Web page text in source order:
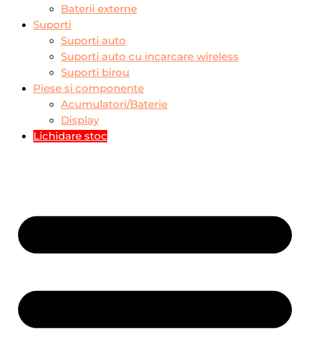
Baterii externe
Suporti
Suporti auto
Suporti auto cu incarcare wireless
Suporti birou
Piese si componente
Acumulatori/Baterie
Display
Lichidare stoc